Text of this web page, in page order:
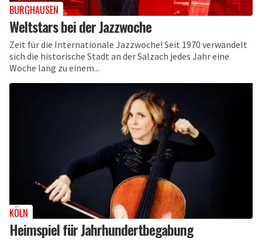
BURGHAUSEN
Weltstars bei der Jazzwoche
Zeit für die Internationale Jazzwoche! Seit 1970 verwandelt
sich die historische Stadt an der Salzach jedes Jahr eine
Woche lang zu einem...
KÖLN
Heimspiel für Jahrhundertbegabung